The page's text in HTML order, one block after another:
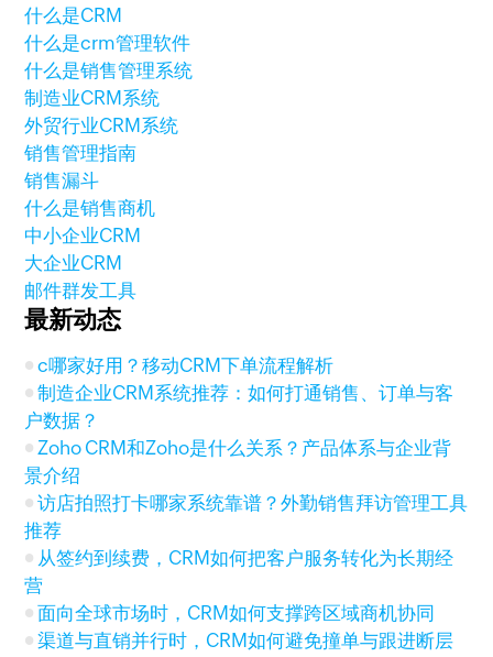
什么是CRM
什么是crm管理软件
什么是销售管理系统
制造业CRM系统
外贸行业CRM系统
销售管理指南
销售漏斗
什么是销售商机
中小企业CRM
大企业CRM
邮件群发工具
最新动态
c哪家好用？移动CRM下单流程解析
制造企业CRM系统推荐：如何打通销售、订单与客
户数据？
Zoho CRM和Zoho是什么关系？产品体系与企业背
景介绍
访店拍照打卡哪家系统靠谱？外勤销售拜访管理工具
推荐
从签约到续费，CRM如何把客户服务转化为长期经
营
面向全球市场时，CRM如何支撑跨区域商机协同
渠道与直销并行时，CRM如何避免撞单与跟进断层